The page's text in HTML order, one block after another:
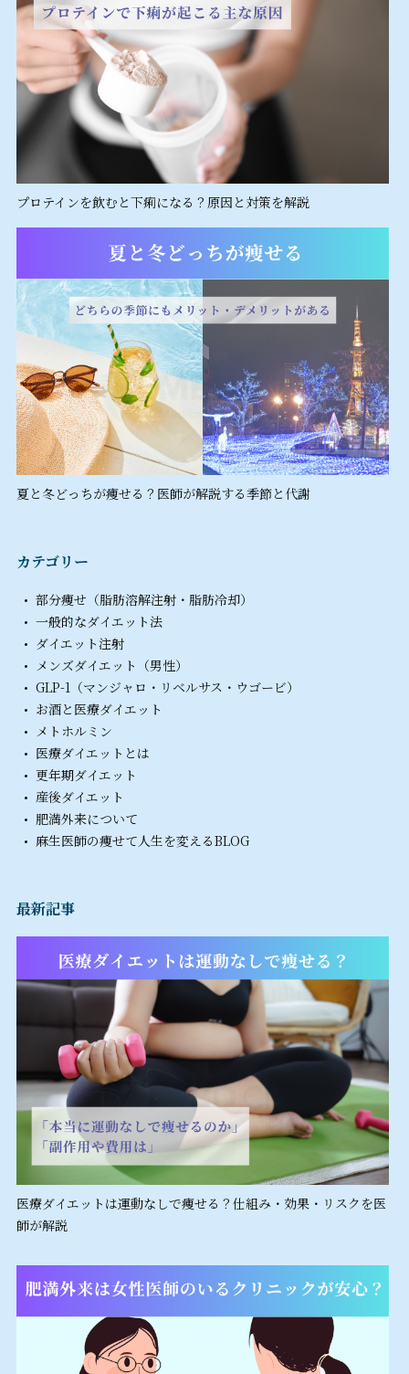
プロテインを飲むと下痢になる？原因と対策を解説
夏と冬どっちが痩せる？医師が解説する季節と代謝
カテゴリー
部分痩せ（脂肪溶解注射・脂肪冷却）
一般的なダイエット法
ダイエット注射
メンズダイエット（男性）
GLP-1（マンジャロ・リベルサス・ウゴービ）
お酒と医療ダイエット
メトホルミン
医療ダイエットとは
更年期ダイエット
産後ダイエット
肥満外来について
麻生医師の痩せて人生を変えるBLOG
最新記事
医療ダイエットは運動なしで痩せる？仕組み・効果・リスクを医
師が解説